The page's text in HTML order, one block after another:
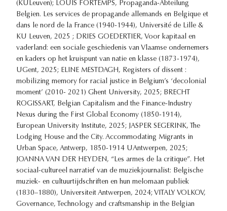
(KULeuven); LOUIS FORTEMPS, Propaganda-Abteilung
Belgien. Les services de propagande allemands en Belgique et
dans le nord de la France (1940-1944), Université de Lille &
KU Leuven, 2025 ; DRIES GOEDERTIER, Voor kapitaal en
vaderland: een sociale geschiedenis van Vlaamse ondernemers
en kaders op het kruispunt van natie en klasse (1873-1974),
UGent, 2025; ELINE MESTDAGH, Registers of dissent :
mobilizing memory for racial justice in Belgium’s ‘decolonial
moment’ (2010- 2021) Ghent University, 2025; BRECHT
ROGISSART, Belgian Capitalism and the Finance-Industry
Nexus during the First Global Economy (1850-1914),
European University Institute, 2025; JASPER SEGERINK, The
Lodging House and the City. Accommodating Migrants in
Urban Space, Antwerp, 1850-1914 UAntwerpen, 2025;
JOANNA VAN DER HEYDEN, “Les armes de la critique”. Het
sociaal-cultureel narratief van de muziekjournalist: Belgische
muziek- en cultuurtijdschriften en hun melomaan publiek
(1830–1880), Universiteit Antwerpen, 2024; VITALY VOLKOV,
Governance, Technology and craftsmanship in the Belgian